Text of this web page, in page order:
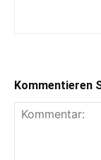
Kommentieren